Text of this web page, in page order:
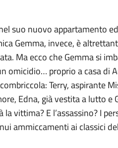
suo nuovo appartamento
Gemma, invece, è
Ma ecco che Gemma si
omicidio… proprio a casa di
Terry, aspirante
Edna, già vestita a lutto
vittima? E l’assassino? I
ammiccamenti ai classici